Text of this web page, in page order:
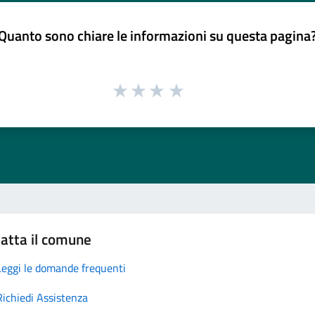
sono chiare le informazioni su questa
il comune
le domande frequenti
Assistenza